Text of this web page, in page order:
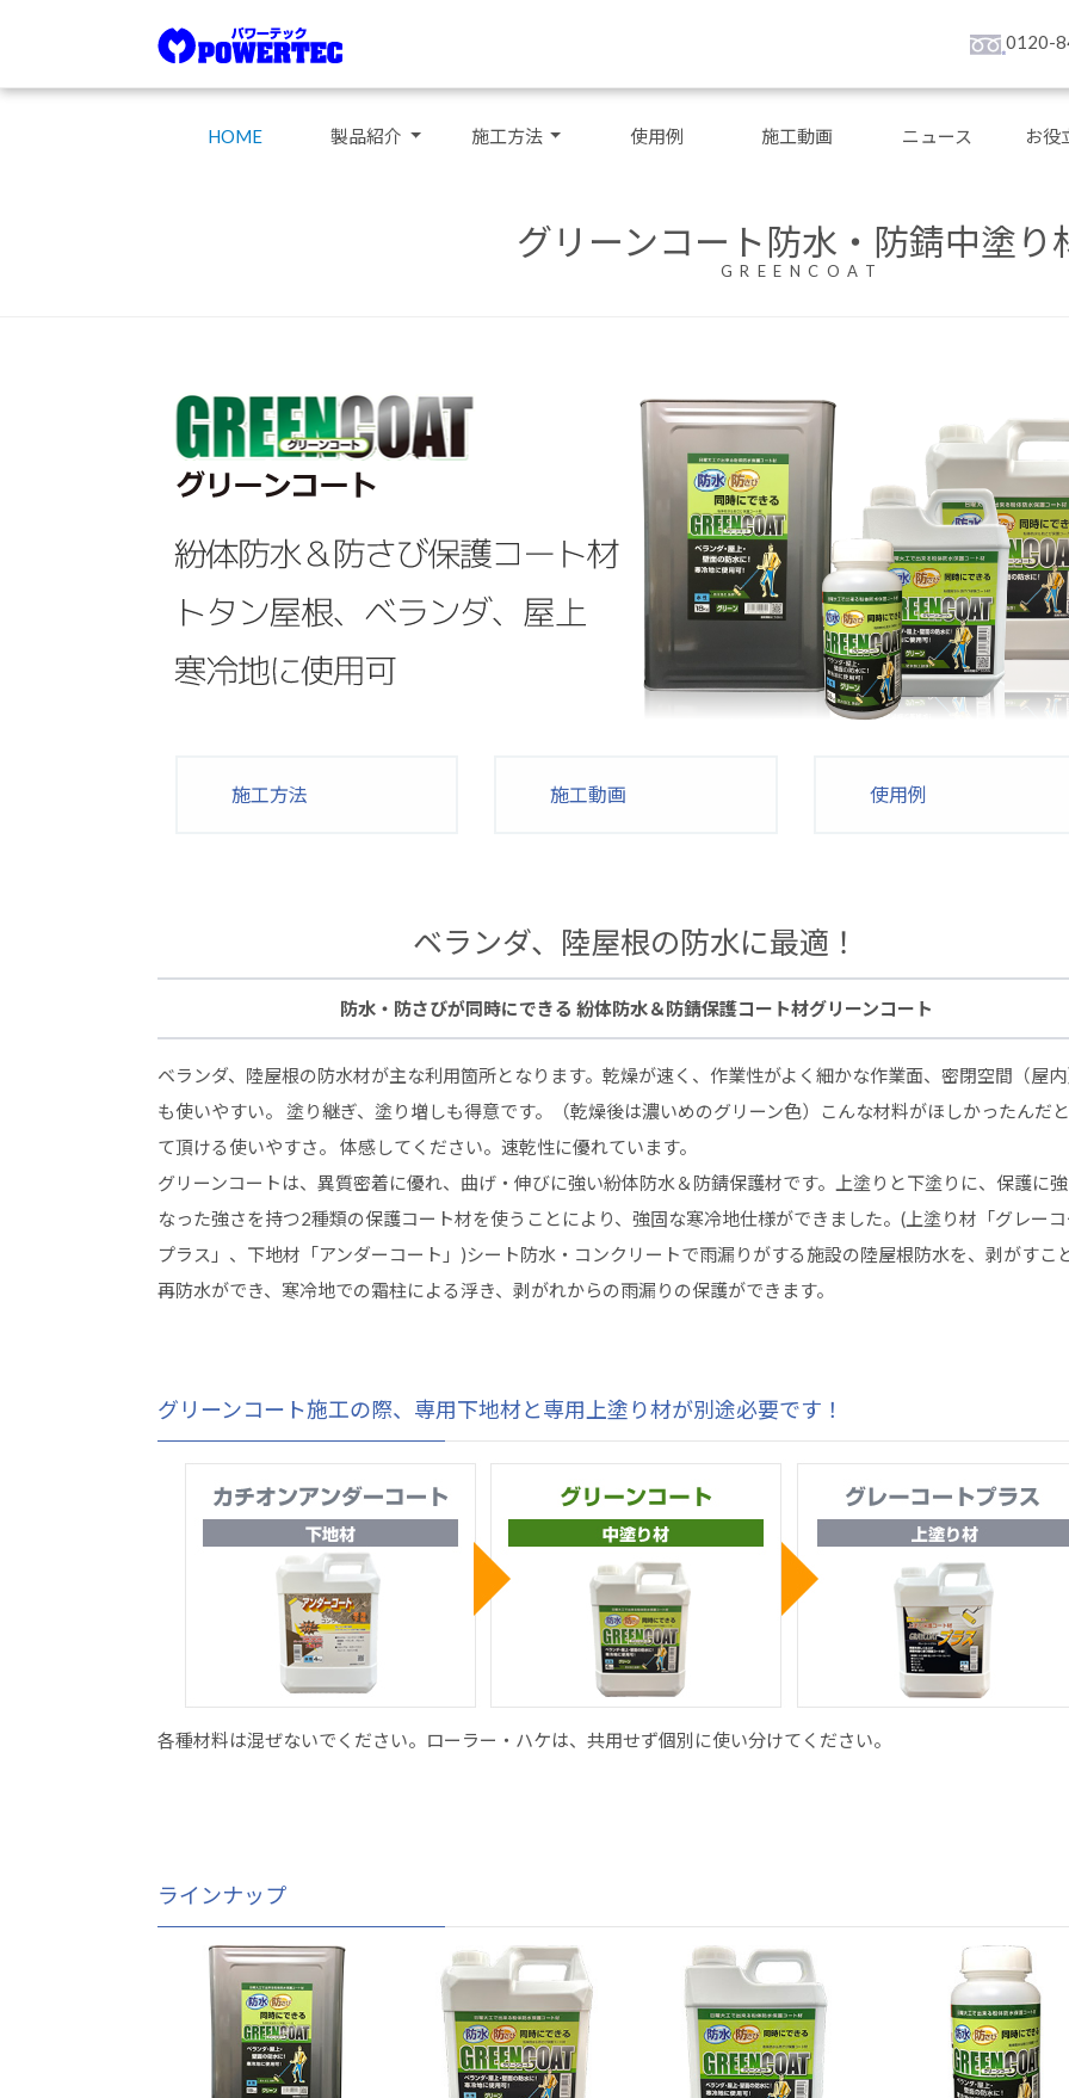
0120-
HOME 製品紹介 施工方法 使用例 施工動画 ニュース お役
グリーンコート防水・防錆中塗り
GREENCOAT
施工方法 施工動画 使用例
ベランダ、陸屋根の防水に最適！
防水・防さびが同時にできる 紛体防水＆防錆保護コート材グリーンコート
ベランダ、陸屋根の防水材が主な利用箇所となります。乾燥が速く、作業性がよく細かな作業面、密閉空間（屋
も使いやすい。 塗り継ぎ、塗り増しも得意です。（乾燥後は濃いめのグリーン色）こんな材料がほしかったんだ
て頂ける使いやすさ。 体感してください。速乾性に優れています。
グリーンコートは、異質密着に優れ、曲げ・伸びに強い紛体防水＆防錆保護材です。上塗りと下塗りに、保護に
なった強さを持つ2種類の保護コート材を使うことにより、強固な寒冷地仕様ができました。(上塗り材「グレー
プラス」、下地材「アンダーコート」)シート防水・コンクリートで雨漏りがする施設の陸屋根防水を、剥がすこ
再防水ができ、寒冷地での霜柱による浮き、剥がれからの雨漏りの保護ができます。
グリーンコート施工の際、専用下地材と専用上塗り材が別途必要です！
各種材料は混ぜないでください。ローラー・ハケは、共用せず個別に使い分けてください。
ラインナップ